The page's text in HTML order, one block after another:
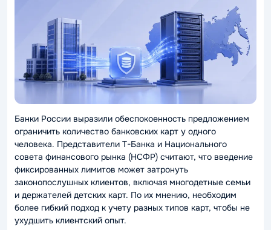
Банки России выразили обеспокоенность предложением
ограничить количество банковских карт у одного
человека. Представители Т-Банка и Национального
совета финансового рынка (НСФР) считают, что введение
фиксированных лимитов может затронуть
законопослушных клиентов, включая многодетные семьи
и держателей детских карт. По их мнению, необходим
более гибкий подход к учету разных типов карт, чтобы не
ухудшить клиентский опыт.